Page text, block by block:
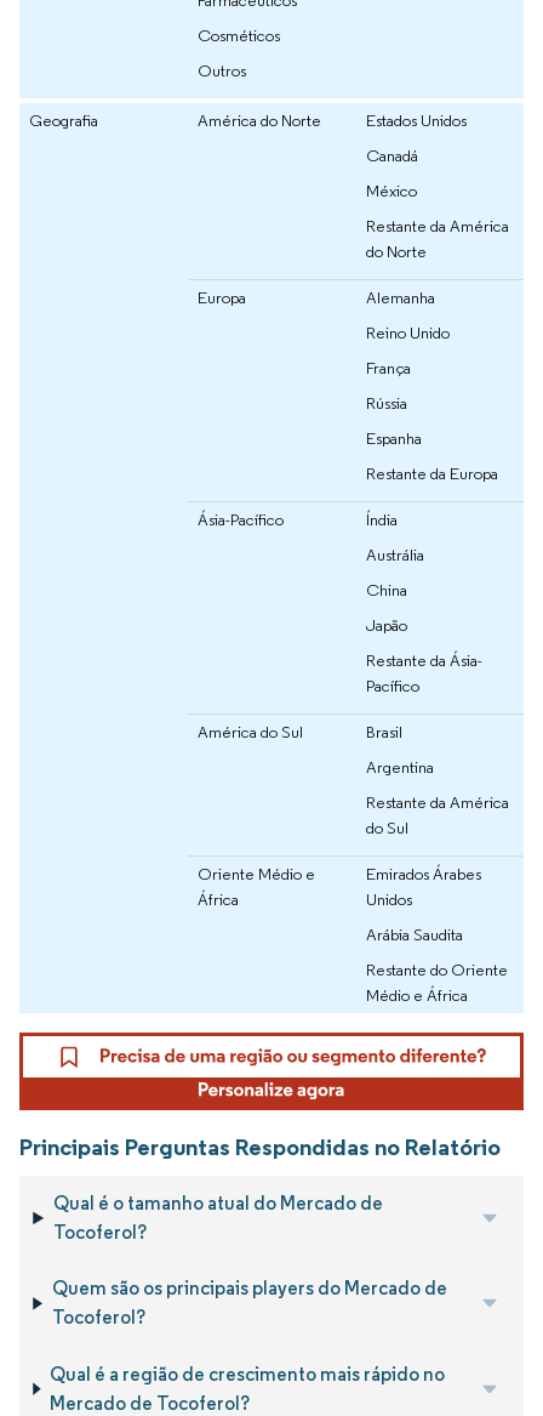
Cosméticos
Outros
Geografia América do Norte
Estados Unidos
Canadá
México
Restante da América
do Norte
Europa
Alemanha
Reino Unido
França
Rússia
Espanha
Restante da Europa
Ásia-Pacífico
Índia
Austrália
China
Japão
Restante da Ásia-
Pacífico
América do Sul
Brasil
Argentina
Restante da América
do Sul
Oriente Médio e
África
Emirados Árabes
Unidos
Arábia Saudita
Restante do Oriente
Médio e África
Principais Perguntas Respondidas no Relatório
Qual é o tamanho atual do Mercado de
Tocoferol?
Quem são os principais players do Mercado de
Tocoferol?
Qual é a região de crescimento mais rápido no
Mercado de Tocoferol?